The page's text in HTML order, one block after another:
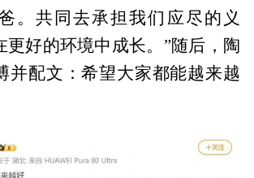
。共同去承担我们应尽的义
更好的环境中成长。”随后，陶
并配文：希望大家都能越来越